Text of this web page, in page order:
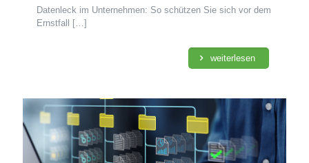
Datenleck im Unternehmen: So schützen Sie sich vor dem
Ernstfall […]
weiterlesen